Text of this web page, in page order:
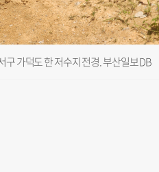
구 가덕도 한 저수지 전경. 부산일보 DB